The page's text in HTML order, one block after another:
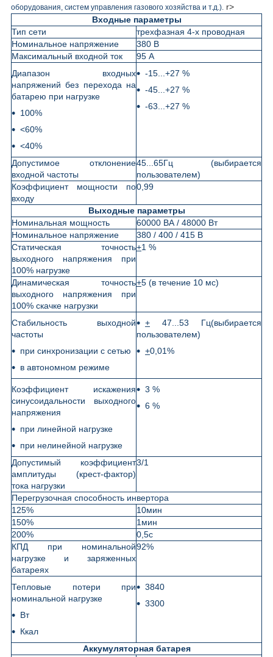
оборудования, систем управления газового хозяйства и т.д.). r>
Входные параметры
Тип сети
трехфазная 4-х проводная
Номинальное напряжение
380 В
Максимальный входной ток
95 А
Диапазон входных
напряжений без перехода на
батарею при нагрузке
100%
<60%
<40%
-15...+27 %
-45...+27 %
-63...+27 %
Допустимое отклонение
входной частоты
45...65Гц (выбирается
пользователем)
Коэффициент мощности по
входу
0,99
Выходные параметры
Номинальная мощность
60000 ВА / 48000 Вт
Номинальное напряжение
380 / 400 / 415 В
Статическая точность
выходного напряжения при
100% нагрузке
+1 %
Динамическая точность
выходного напряжения при
100% скачке нагрузки
+5 (в течение 10 мс)
Стабильность выходной
частоты
при синхронизации с сетью
в автономном режиме
+ 47...53 Гц(выбирается
пользователем)
+0,01%
Коэффициент искажения
синусоидальности выходного
напряжения
при линейной нагрузке
при нелинейной нагрузке
3 %
6 %
Допустимый коэффициент
амплитуды (крест-фактор)
тока нагрузки
3/1
Перегрузочная способность инвертора
125%
10мин
150%
1мин
200%
0,5с
КПД при номинальной
нагрузке и заряженных
батареях
92%
Тепловые потери при
номинальной нагрузке
Вт
Ккал
3840
3300
Аккумуляторная батарея